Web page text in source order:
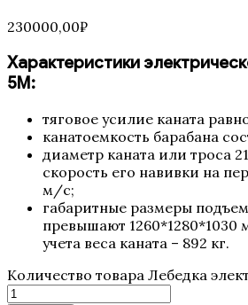
230000,00₽
Характеристики
5М:
тяговое усилие каната
канатоемкость барабана
диаметр каната или троса
скорость его навивки на
м/c;
габаритные размеры
превышают 1260*1280*1030
учета веса каната – 892 кг.
Количество товара Лебедка